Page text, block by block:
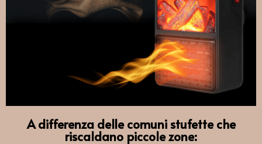
A differenza delle comuni stufette che
riscaldano piccole zone: